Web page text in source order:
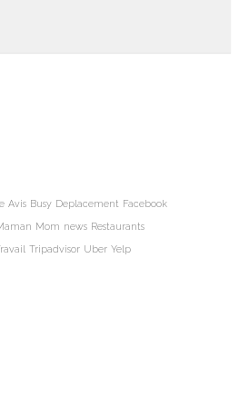
Avis Busy Deplacement Facebook
Mom news Restaurants
Tripadvisor Uber Yelp